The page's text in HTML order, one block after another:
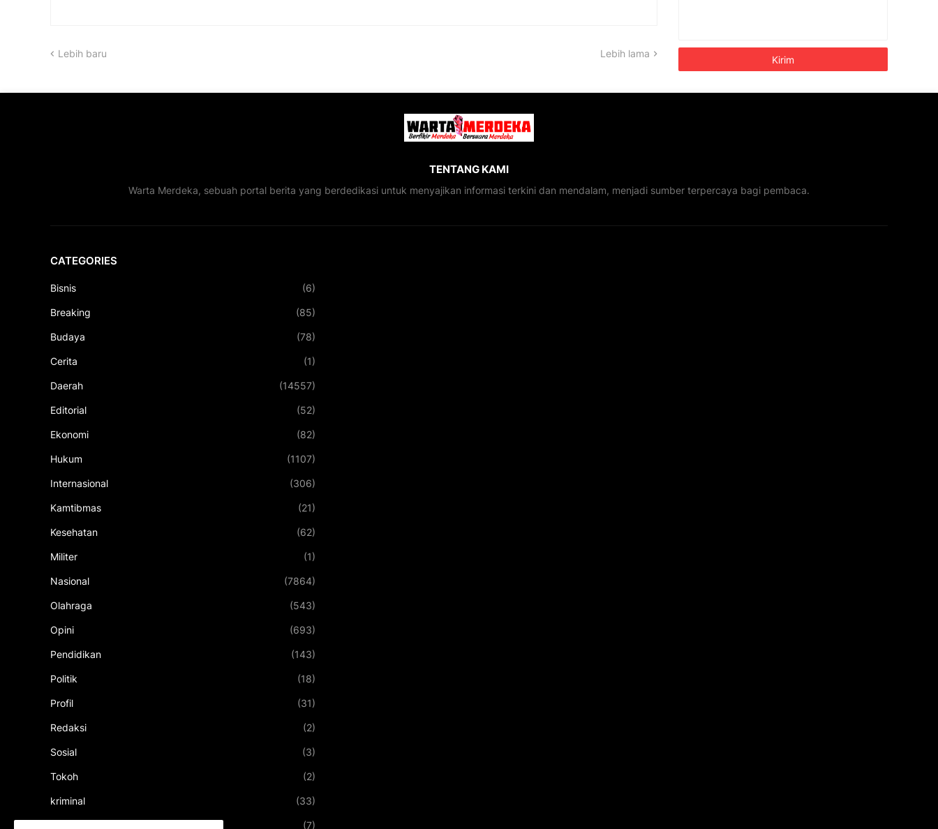
Lebih baru Lebih lama
TENTANG KAMI
Warta Merdeka, sebuah portal berita yang berdedikasi untuk menyajikan informasi terkini dan mendalam, menjadi sumber terpercaya bagi pembaca.
CATEGORIES
Bisnis (6)
Breaking (85)
Budaya (78)
Cerita (1)
Daerah (14557)
Editorial (52)
Ekonomi (82)
Hukum (1107)
Internasional (306)
Kamtibmas (21)
Kesehatan (62)
Militer (1)
Nasional (7864)
Olahraga (543)
Opini (693)
Pendidikan (143)
Politik (18)
Profil (31)
Redaksi (2)
Sosial (3)
Tokoh (2)
kriminal (33)
(7)